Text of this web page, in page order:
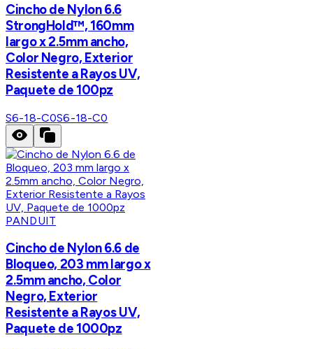
Cincho de Nylon 6.6
StrongHold™, 160mm
largo x 2.5mm ancho,
Color Negro, Exterior
Resistente a Rayos UV,
Paquete de 100pz
S6-18-C0S6-18-C0
PANDUIT
Cincho de Nylon 6.6 de
Bloqueo, 203 mm largo x
2.5mm ancho, Color
Negro, Exterior
Resistente a Rayos UV,
Paquete de 1000pz